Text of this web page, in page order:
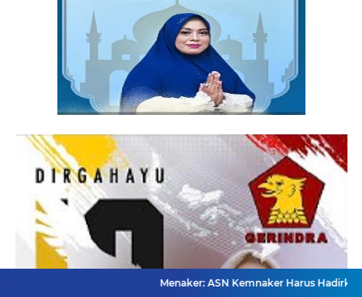
Menaker: ASN Kemnaker Harus Hadirkan Dampak